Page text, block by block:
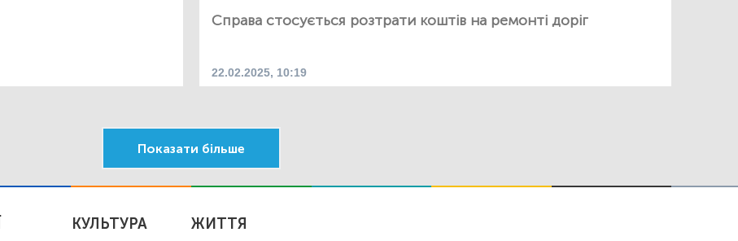
Справа стосується розтрати коштів на ремонті доріг
22.02.2025, 10:19
Показати більше
КУЛЬТУРА ЖИТТЯ